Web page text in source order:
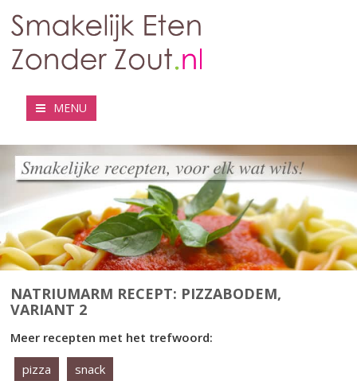
MENU
NATRIUMARM RECEPT: PIZZABODEM,
VARIANT 2
Meer recepten met het trefwoord:
pizza
snack